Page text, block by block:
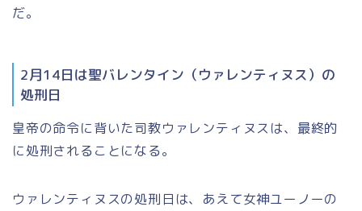
だ。
2月14日は聖バレンタイン（ウァレンティヌス）の
処刑日
皇帝の命令に背いた司教ウァレンティヌスは、最終的
に処刑されることになる。
ウァレンティヌスの処刑日は、あえて女神ユーノーの